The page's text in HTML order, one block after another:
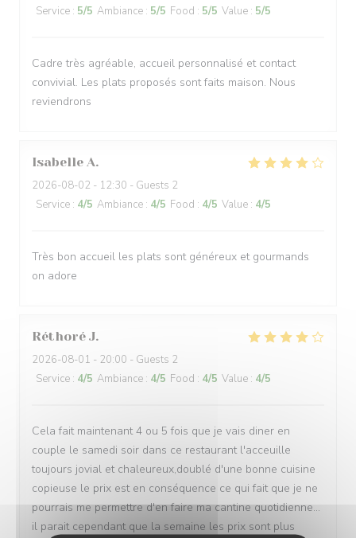
Service : 5/5 Ambiance : 5/5 Food : 5/5 Value : 5/5
Cadre très agréable, accueil personnalisé et contact
convivial. Les plats proposés sont faits maison. Nous
reviendrons
Isabelle A
2026-08-02 - 12:30 - Guests 2
Service : 4/5 Ambiance : 4/5 Food : 4/5 Value : 4/5
Très bon accueil les plats sont généreux et gourmands
on adore
Réthoré J
2026-08-01 - 20:00 - Guests 2
Service : 4/5 Ambiance : 4/5 Food : 4/5 Value : 4/5
Cela fait maintenant 4 ou 5 fois que je vais diner en
couple le samedi soir dans ce restaurant l'acceuille
toujours jovial et chaleureux,doublé d'une bonne cuisine
copieuse le prix est en conséquence ce qui fait que je ne
pourrais me permettre d'en faire ma cantine quotidienne...
il parait cependant que la semaine les prix sont plus